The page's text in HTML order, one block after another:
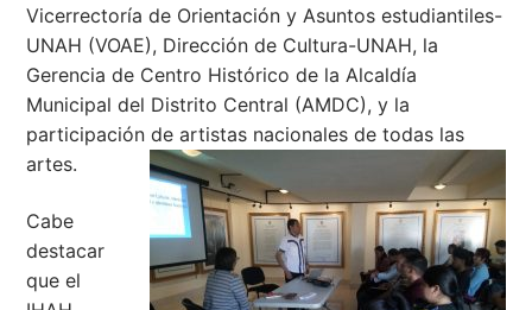
Vicerrectoría de Orientación y Asuntos estudiantiles-
UNAH (VOAE), Dirección de Cultura-UNAH, la
Gerencia de Centro Histórico de la Alcaldía
Municipal del Distrito Central (AMDC), y la
participación de artistas nacionales de todas las
artes.
Cabe
destacar
que el